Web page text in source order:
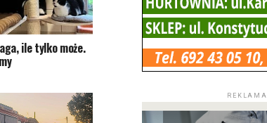
ile tylko może.
REKLAMA